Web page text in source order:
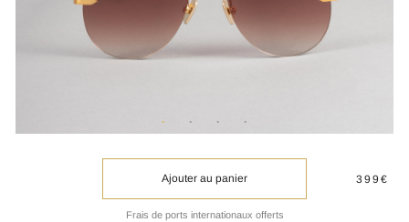
Ajouter au panier
Frais de ports internationaux offerts
399€